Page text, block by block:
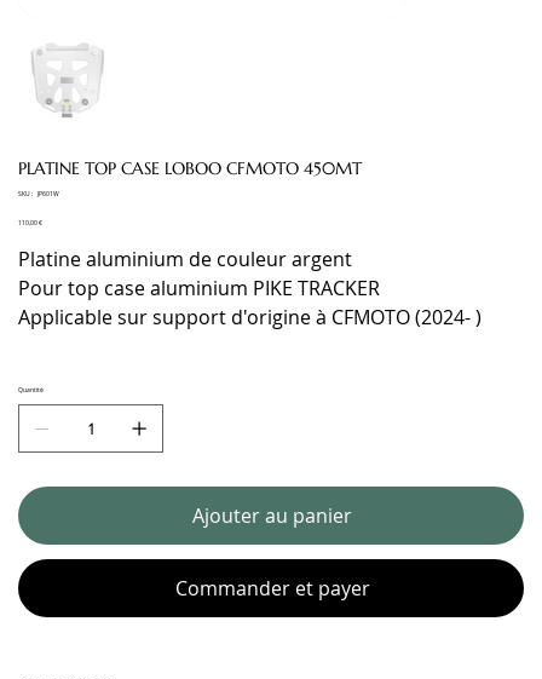
PLATINE TOP CASE LOBOO CFMOTO 450MT
SKU : SKU
JP601W
Prix
110,00 €
Platine aluminium de couleur argent
Pour top case aluminium PIKE TRACKER
Applicable sur support d'origine à CFMOTO (2024- )
Quantité
Ajouter au panier
Commander et payer